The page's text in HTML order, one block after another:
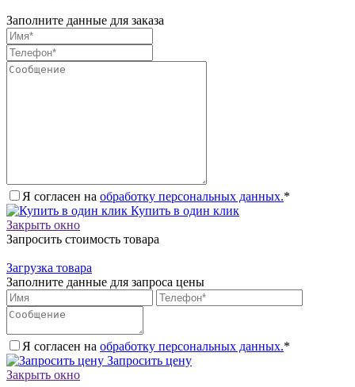
Заполните данные для заказа
Я согласен на обработку персональных данных.*
Купить в один клик
Закрыть окно
Запросить стоимость товара
Загрузка товара
Заполните данные для запроса цены
Я согласен на обработку персональных данных.*
Запросить цену
Закрыть окно